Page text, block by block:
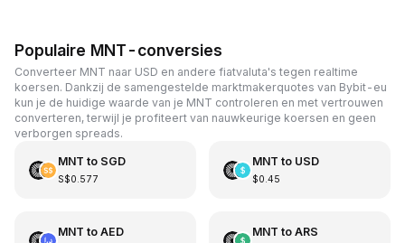
Populaire MNT-conversies
Converteer MNT naar USD en andere fiatvaluta's tegen realtime
koersen. Dankzij de samengestelde marktmakerquotes van Bybit-eu
kun je de huidige waarde van je MNT controleren en met vertrouwen
converteren, terwijl je profiteert van nauwkeurige koersen en geen
verborgen spreads.
MNT to SGD
S$0.577
MNT to USD
$0.45
MNT to AED MNT to ARS